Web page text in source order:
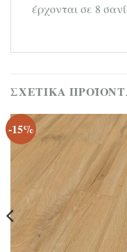
έρχονται σε 8
ΣΧΕΤΙΚΆ
-15%